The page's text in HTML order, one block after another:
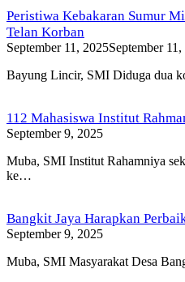
Peristiwa Kebakaran Sumur
Telan Korban
September 11, 2025September
Bayung Lincir, SMI Diduga dua
112 Mahasiswa Institut
September 9, 2025
Muba, SMI Institut Rahamniya
ke…
Bangkit Jaya Harapkan
September 9, 2025
Muba, SMI Masyarakat Desa